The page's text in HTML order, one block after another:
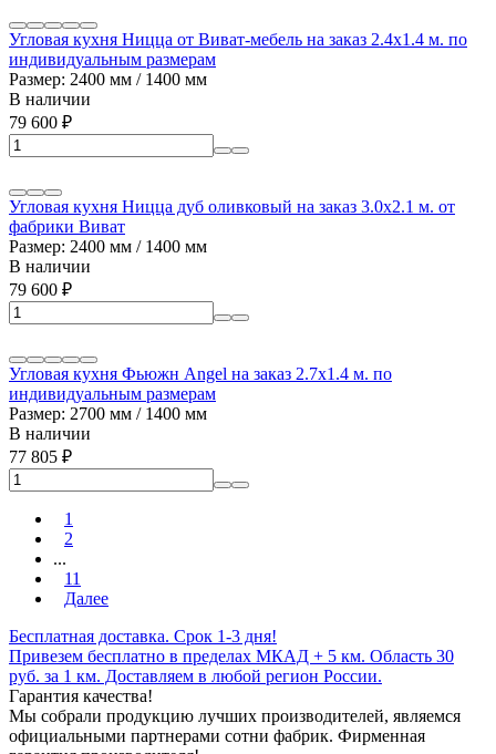
Угловая кухня Ницца от Виват-мебель на заказ 2.4х1.4 м. по
индивидуальным размерам
Размер: 2400 мм / 1400 мм
В наличии
79 600 ₽
Угловая кухня Ницца дуб оливковый на заказ 3.0х2.1 м. от
фабрики Виват
Размер: 2400 мм / 1400 мм
В наличии
79 600 ₽
Угловая кухня Фьюжн Angel на заказ 2.7х1.4 м. по
индивидуальным размерам
Размер: 2700 мм / 1400 мм
В наличии
77 805 ₽
1
2
...
11
Далее
Бесплатная доставка. Срок 1-3 дня!
Привезем бесплатно в пределах МКАД + 5 км. Область 30
руб. за 1 км. Доставляем в любой регион России.
Гарантия качества!
Мы собрали продукцию лучших производителей, являемся
официальными партнерами сотни фабрик. Фирменная